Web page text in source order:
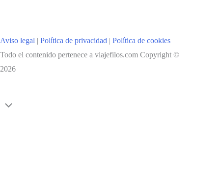
PALERMO,
MONREALE,
Aviso legal | Política de privacidad | Política de cookies
Todo el contenido pertenece a viajefilos.com Copyright ©
2026
Scroll